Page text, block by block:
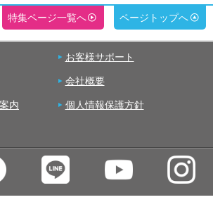
特集ページ一覧へ ページトップへ
お客様サポート
会社概要
内 個人情報保護方針